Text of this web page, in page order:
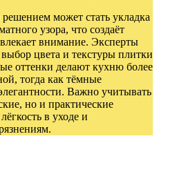
может стать укладка
узора, что создаёт
внимание. Эксперты
цвета и текстуры плитки
оттенки делают кухню более
тогда как тёмные
Важно учитывать
но и практические
в уходе и